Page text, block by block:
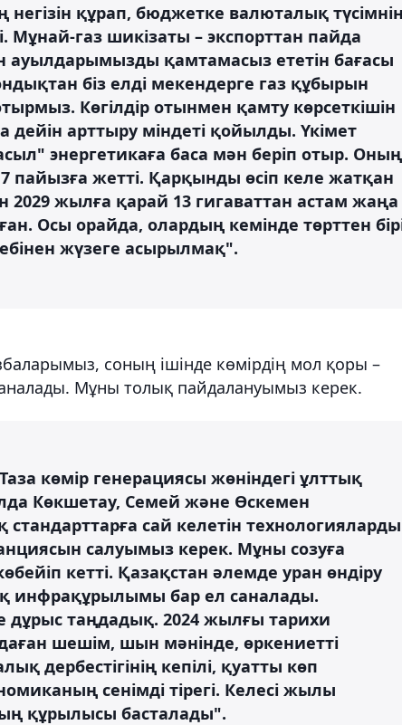
негізін құрап, бюджетке валюталық
Мұнай-газ шикізаты – экспорттан пайда
ауылдарымызды қамтамасыз ететін бағасы
біз елді мекендерге газ құбырын
Көгілдір отынмен қамту көрсеткішін
дейін арттыру міндеті қойылды. Үкімет
энергетикаға баса мән беріп отыр. Оның
7 пайызға жетті. Қарқынды өсіп келе жатқан
жылға қарай 13 гигаваттан астам жаңа
Осы орайда, олардың кемінде төрттен
жүзеге асырылмақ".
соның ішінде көмірдің мол қоры –
Мұны толық пайдалануымыз керек.
көмір генерациясы жөніндегі ұлттық
Көкшетау, Семей және Өскемен
сай келетін технологияларды
салуымыз керек. Мұны созуға
кетті. Қазақстан әлемде уран өндіру
бар ел саналады.
дұрыс таңдадық. 2024 жылғы тарихи
шешім, шын мәнінде, өркениетті
дербестігінің кепілі, қуатты көп
сенімді тірегі. Келесі жылы
құрылысы басталады".